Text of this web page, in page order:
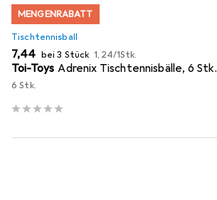
MENGENRABATT
Tischtennisball
EUR
7,44 bei 3 Stück EUR
1,24/1Stk.
Toi-Toys Adrenix Tischtennisbälle, 6 Stk.
6 Stk.